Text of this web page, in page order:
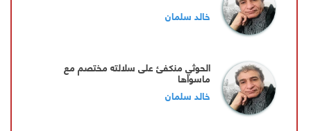
خالد سلمان
الحوثي منكفئ على سلالته مختصم مع
ماسواها
خالد سلمان